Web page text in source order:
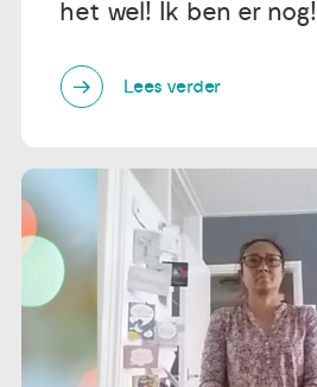
het wel! Ik ben er nog!
Lees verder